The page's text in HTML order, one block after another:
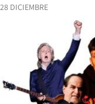
28 DICIEMBRE